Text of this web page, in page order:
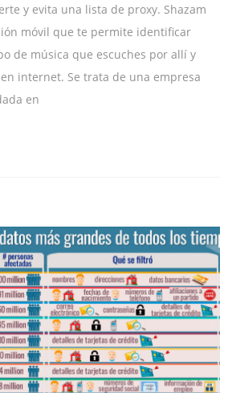
y evita una lista de proxy. Shazam
móvil que te permite identificar
de música que escuches por allí y
internet. Se trata de una empresa
en